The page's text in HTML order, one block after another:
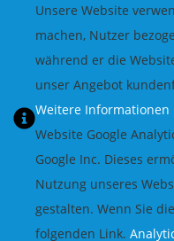
Unsere Website
machen, Nutzer
während er die
unser Angebot
Weitere Informationen
Website Google
Google Inc. Dieses
Nutzung unseres
gestalten. Wenn Sie
folgenden Link.